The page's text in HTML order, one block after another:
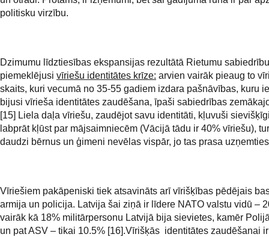
politisku virzību.
Dzimumu līdztiesības ekspansijas rezultātā Rietumu
piemeklējusi vīriešu identitātes krīze: arvien vairāk pieaug to
skaits, kuri vecumā no 35-55 gadiem izdara pašnāvības, kuru
bijusi vīrieša identitātes zaudēšana, īpaši sabiedrības
[15] Liela daļa vīriešu, zaudējot savu identitāti, kļuvuši
labprāt kļūst par mājsaimniecēm (Vācijā tādu ir 40% vīriešu),
daudzi bērnus un ģimeni nevēlas vispār, jo tas prasa
Vīriešiem pakāpeniski tiek atsavināts arī vīrišķības pēdējais
armija un policija. Latvija šai ziņā ir līdere NATO valstu vidū –
vairāk kā 18% militārpersonu Latvijā bija sievietes, kamēr
un pat ASV – tikai 10.5% [16].Vīrišķās identitātes zaudēšanai